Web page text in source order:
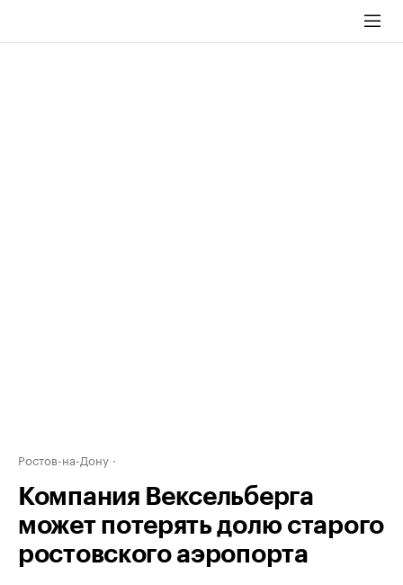
Ростов-на-Дону
Компания Вексельберга
может потерять долю старого
ростовского аэропорта